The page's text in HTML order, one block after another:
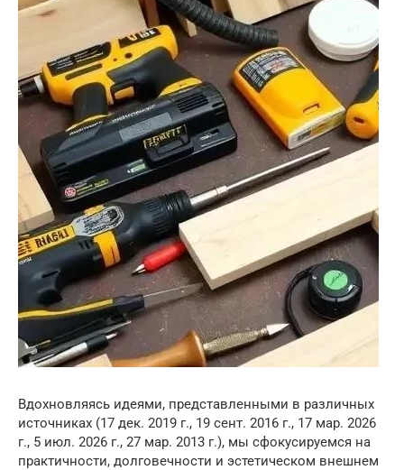
Вдохновляясь идеями, представленными в различных
источниках (17 дек. 2019 г., 19 сент. 2016 г., 17 мар. 2026
г., 5 июл. 2026 г., 27 мар. 2013 г.), мы сфокусируемся на
практичности, долговечности и эстетическом внешнем